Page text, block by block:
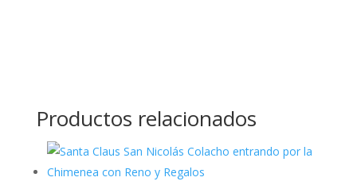
Productos relacionados